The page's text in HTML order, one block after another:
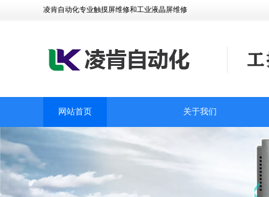
凌肯自动化专业触摸屏维修和工业液晶屏维修
网站首页 关于我们